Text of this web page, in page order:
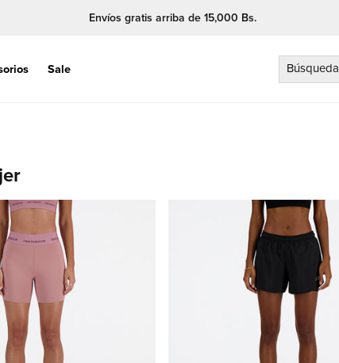
Envíos gratis arriba de 15,000 Bs.
Sale Búsqueda